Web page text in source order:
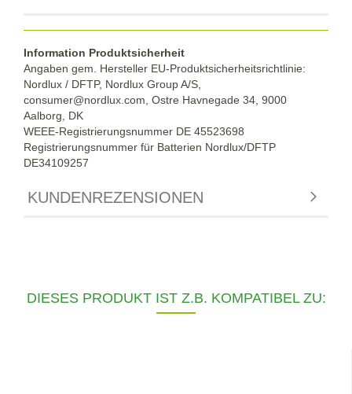
Information Produktsicherheit
Angaben gem. Hersteller EU-Produktsicherheitsrichtlinie:
Nordlux / DFTP, Nordlux Group A/S,
consumer@nordlux.com, Ostre Havnegade 34, 9000
Aalborg, DK
WEEE-Registrierungsnummer DE 45523698
Registrierungsnummer für Batterien Nordlux/DFTP
DE34109257
KUNDENREZENSIONEN
DIESES PRODUKT IST Z.B. KOMPATIBEL ZU: